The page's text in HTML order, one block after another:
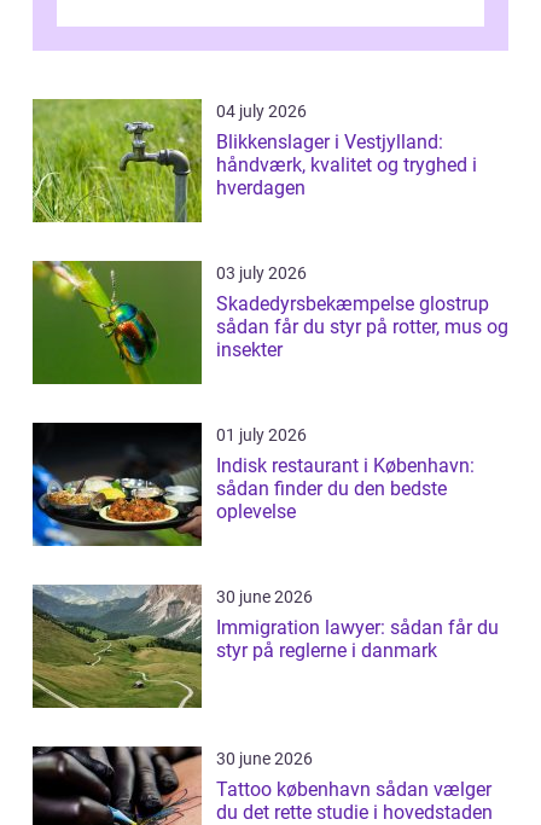
ønsker mere...
04 july 2026
Blikkenslager i Vestjylland:
håndværk, kvalitet og tryghed i
hverdagen
03 july 2026
Skadedyrsbekæmpelse glostrup
sådan får du styr på rotter, mus og
insekter
01 july 2026
Indisk restaurant i København:
sådan finder du den bedste
oplevelse
30 june 2026
Immigration lawyer: sådan får du
styr på reglerne i danmark
30 june 2026
Tattoo københavn sådan vælger
du det rette studie i hovedstaden